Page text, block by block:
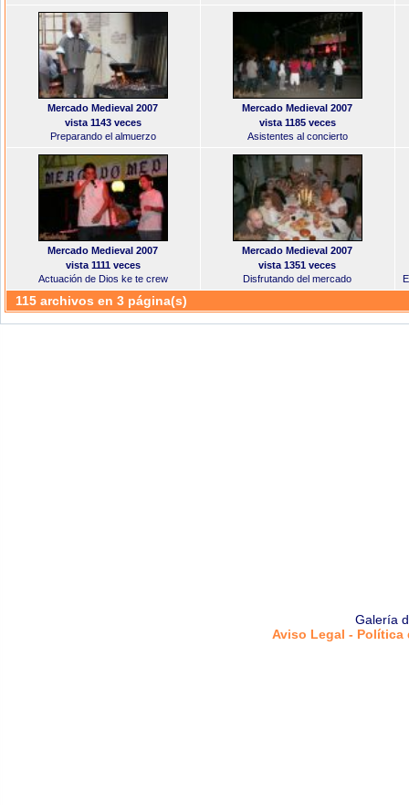
Mercado Medieval 2007
vista 1143 veces
Preparando el almuerzo
Mercado Medieval 2007
vista 1185 veces
Asistentes al concierto
Mercado Medieval 2007
vista 1111 veces
Actuación de Dios ke te crew
Mercado Medieval 2007
vista 1351 veces
Disfrutando del mercado
115 archivos en 3 página(s)
Galería
Aviso Legal -